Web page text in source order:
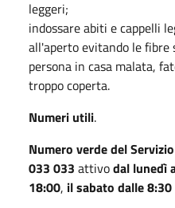
leggeri;
indossare abiti e cappelli
all'aperto evitando le fibre
persona in casa malata,
troppo coperta.
Numeri utili.
Numero verde del
033 033 attivodal lunedì
18:00, il sabato dalle